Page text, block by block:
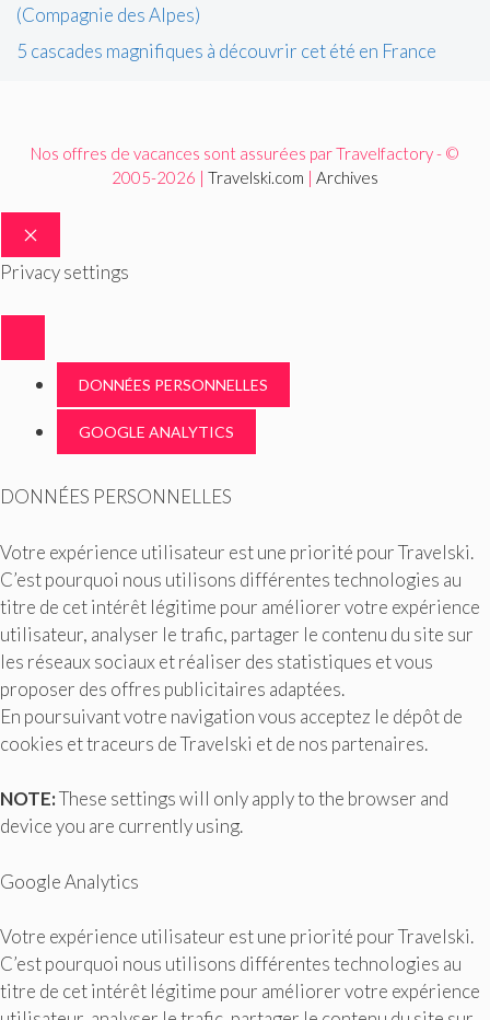
(Compagnie des Alpes)
5 cascades magnifiques à découvrir cet été en France
Nos offres de vacances sont assurées par Travelfactory - ©
2005-2026 | Travelski.com Archives
FERMER
Privacy settings
DONNÉES PERSONNELLES
GOOGLE ANALYTICS
DONNÉES PERSONNELLES
Votre expérience utilisateur est une priorité pour Travelski.
C’est pourquoi nous utilisons différentes technologies au
titre de cet intérêt légitime pour améliorer votre expérience
utilisateur, analyser le trafic, partager le contenu du site sur
les réseaux sociaux et réaliser des statistiques et vous
proposer des offres publicitaires adaptées.
En poursuivant votre navigation vous acceptez le dépôt de
cookies et traceurs de Travelski et de nos partenaires.
NOTE:These settings will only apply to the browser and
device you are currently using.
Google Analytics
Votre expérience utilisateur est une priorité pour Travelski.
C’est pourquoi nous utilisons différentes technologies au
titre de cet intérêt légitime pour améliorer votre expérience